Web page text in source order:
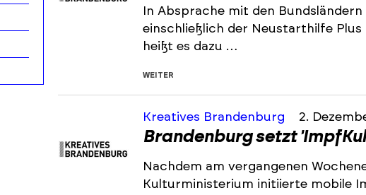
In Absprache mit den
einschließlich der Neustarthilfe
heißt es dazu …
WEITER
Kreatives Brandenburg 2.
Brandenburg setzt
Nachdem am vergangenen
Kulturministerium initiierte mobile